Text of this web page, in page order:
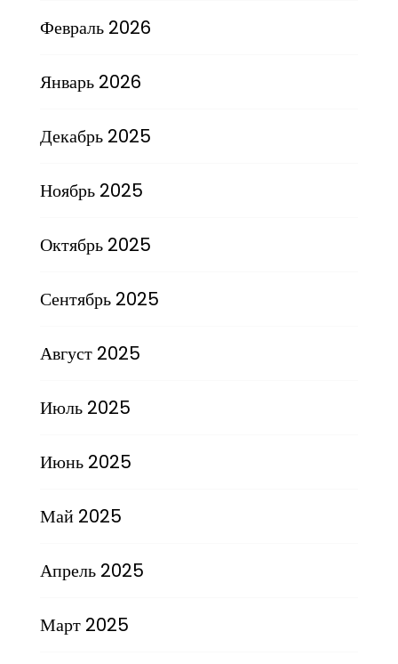
Февраль 2026
Январь 2026
Декабрь 2025
Ноябрь 2025
Октябрь 2025
Сентябрь 2025
Август 2025
Июль 2025
Июнь 2025
Май 2025
Апрель 2025
Март 2025